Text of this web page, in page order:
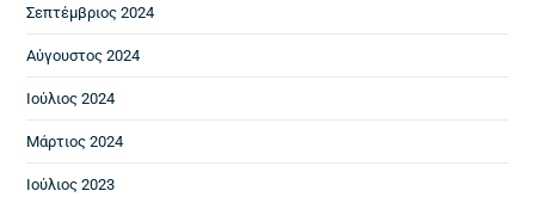
Σεπτέμβριος 2024
Αύγουστος 2024
Ιούλιος 2024
Μάρτιος 2024
Ιούλιος 2023